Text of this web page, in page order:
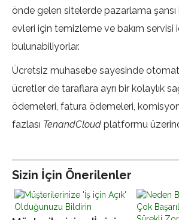
önde gelen sitelerde pazarlama şansı
evleri için temizleme ve bakım servisi
bulunabiliyorlar.
Ücretsiz muhasebe sayesinde
ücretler de taraflara ayrı bir kolaylık
ödemeleri, fatura ödemeleri,
fazlası TenandCloud platformu
Sizin İçin Önerilenler